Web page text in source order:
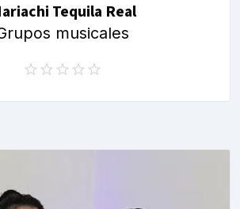
Tequila Real
musicales